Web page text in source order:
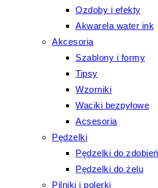
Ozdoby i efekty
Akwarela water ink
Akcesoria
Szablony i formy
Tipsy
Wzorniki
Waciki bezpyłowe
Acsesoria
Pędzelki
Pędzelki do zdobień
Pędzelki do żelu
Pilniki i polerki